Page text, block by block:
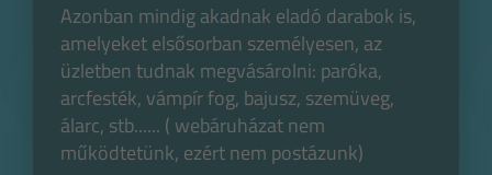
Azonban mindig akadnak eladó darabok is,
amelyeket elsősorban személyesen, az
üzletben tudnak megvásárolni: paróka,
arcfesték, vámpír fog, bajusz, szemüveg,
álarc, stb...... ( webáruházat nem
működtetünk, ezért nem postázunk)